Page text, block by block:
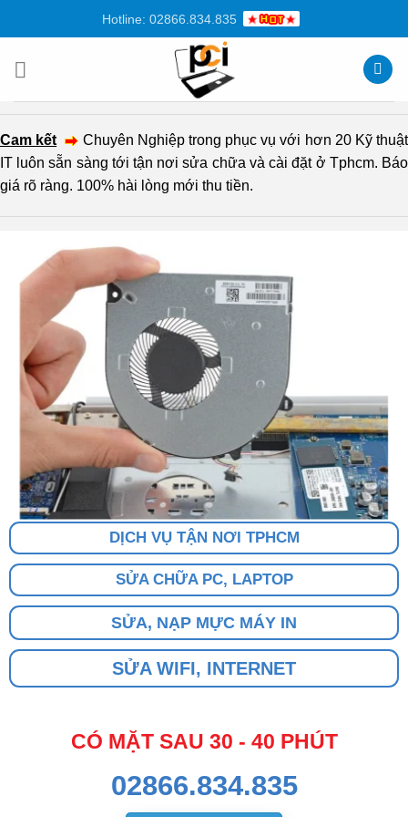
dung
Hotline: 02866.834.835
Cam kết
Chuyên Nghiệp trong phục vụ với hơn 20 Kỹ thuật
IT luôn sẵn sàng tới tận nơi sửa chữa và cài đặt ở Tphcm. Báo
giá rõ ràng. 100% hài lòng mới thu tiền.
DỊCH VỤ TẬN NƠI TPHCM
SỬA CHỮA PC, LAPTOP
SỬA, NẠP MỰC MÁY IN
SỬA WIFI, INTERNET
CÓ MẶT SAU 30 - 40 PHÚT
02866.834.835